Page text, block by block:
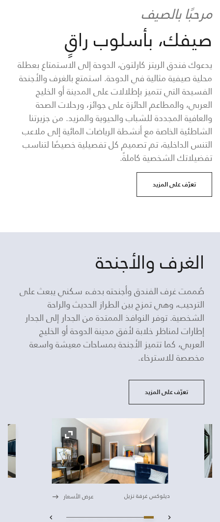
مرحبًا بالصيف
صيفك، بأسلوب راقٍ
يدعوك فندق الريتز كارلتون، الدوحة إلى الاستمتاع بعطلة
محلية صيفية مثالية في الدوحة. استمتع بالغرف والأجنحة
الفسيحة التي تتميز بإطلالات على المدينة أو الخليج
العربي، والمطاعم الحائزة على جوائز، ورحلات الصحة
والعافية المجددة للشباب والحيوية والمزيد. من جزيرتنا
الشاطئية الخاصة مع أنشطة الرياضات المائية إلى ملاعب
التنس الداخلية، تم تصميم كل تفصيلية خصيصًا لتناسب
تفضيلاتك الشخصية كاملةً.
تعرّف على المزيد
الغرف والأجنحة
صُممت غرف الفندق وأجنحته بدفء سكني يبعث على
الترحيب، وهي تمزج بين الطراز الحديث والراحة
الشخصية. توفر النوافذ الممتدة من الجدار إلى الجدار
إطارات لمناظر خلابة لأفق مدينة الدوحة أو الخليج
العربي، كما تتميز الأجنحة بمساحات معيشة واسعة
مخصصة للاسترخاء.
تعرّف على المزيد
رمز التوسيع
ديلوكس غرفة نزيل عرض الأسعار